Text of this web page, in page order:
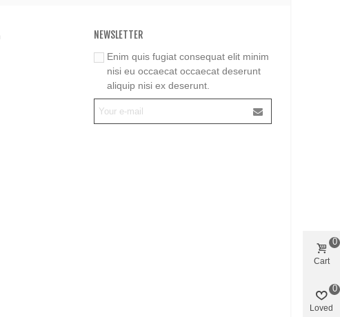
NEWSLETTER
Enim quis fugiat consequat elit minim
nisi eu occaecat occaecat deserunt
aliquip nisi ex deserunt.
Cart
0
Loved
0